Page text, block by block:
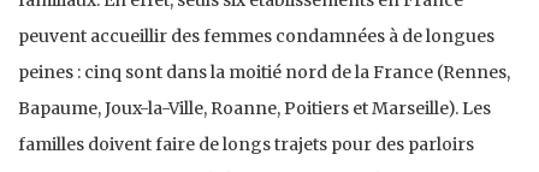
peuvent accueillir des femmes condamnées à de longues
peines : cinq sont dans la moitié nord de la France (Rennes,
Bapaume, Joux-la-Ville, Roanne, Poitiers et Marseille). Les
familles doivent faire de longs trajets pour des parloirs